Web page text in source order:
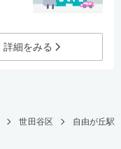
詳細をみる
世田谷区 自由が丘駅